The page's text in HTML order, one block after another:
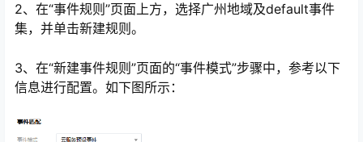
2、在“事件规则”页面上方，选择广州地域及default事件
集，并单击新建规则。
3、在“新建事件规则”页面的“事件模式”步骤中，参考以下
信息进行配置。如下图所示：